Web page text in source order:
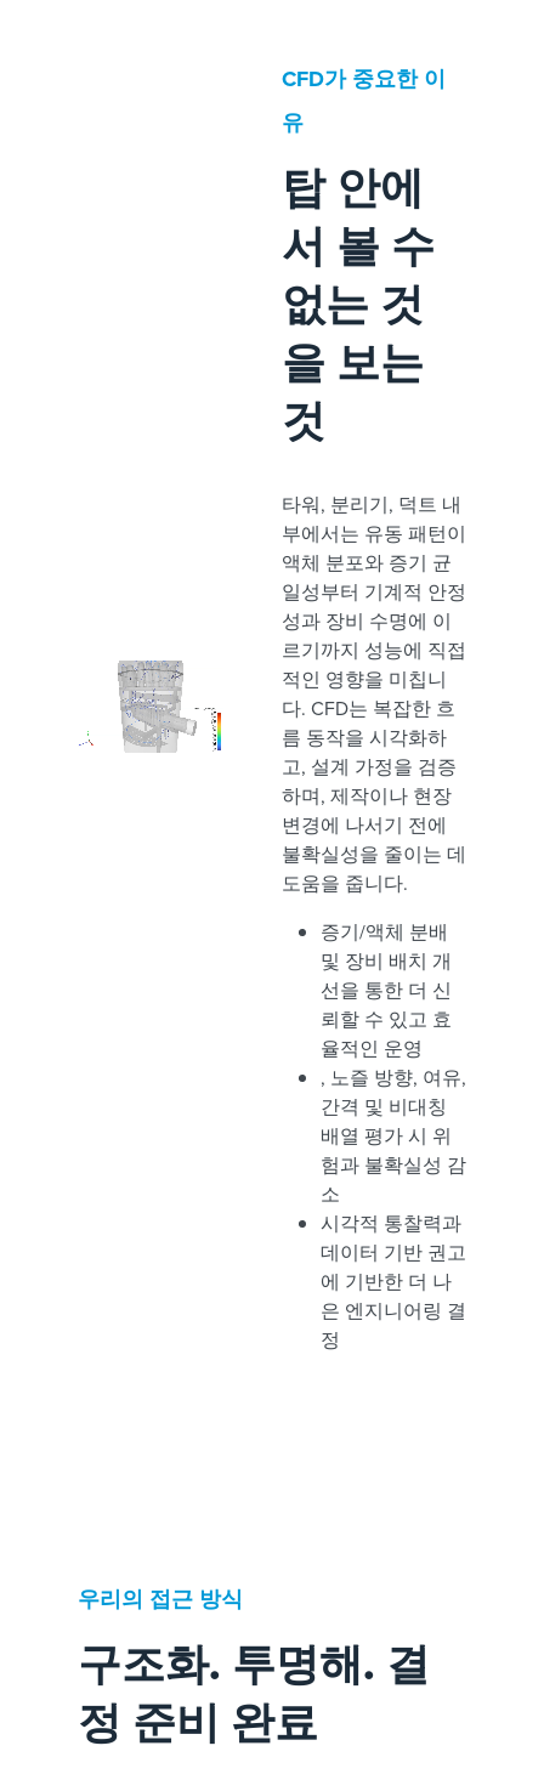
CFD가 중요한 이
유
탑 안에
서 볼 수
없는 것
을 보는
것
타워, 분리기, 덕트 내
부에서는 유동 패턴이
액체 분포와 증기 균
일성부터 기계적 안정
성과 장비 수명에 이
르기까지 성능에 직접
적인 영향을 미칩니
다. CFD는 복잡한 흐
름 동작을 시각화하
고, 설계 가정을 검증
하며, 제작이나 현장
변경에 나서기 전에
불확실성을 줄이는 데
도움을 줍니다.
증기/액체 분배
및 장비 배치 개
선을 통한 더 신
뢰할 수 있고 효
율적인 운영
, 노즐 방향, 여유,
간격 및 비대칭
배열 평가 시 위
험과 불확실성 감
소
시각적 통찰력과
데이터 기반 권고
에 기반한 더 나
은 엔지니어링 결
정
우리의 접근 방식
구조화. 투명해. 결
정 준비 완료